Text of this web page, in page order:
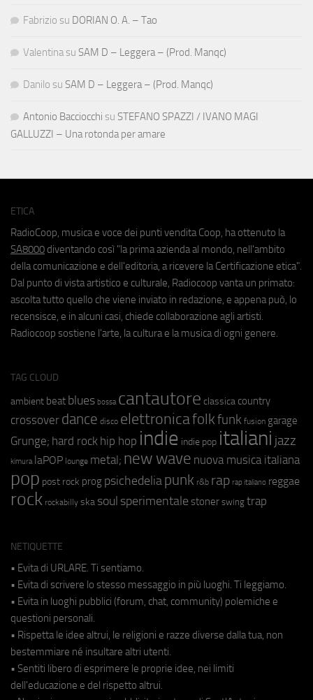
Fabrizio su DORIAN O. A. – Tao
Valentina su SAM D – Leggera – (Prod. Manqc)
Danilo su SAM D – Leggera – (Prod. Manqc)
Antonio Bacciocchi su STEFANO SPAZZI / IVANO MAGI
GALLUZZI – Una rotonda per amare
ETICA
RadioCoop, musica e voce dei punti vendita Coop, ha ottenuto la
SA8000 diventando così "la prima azienda al mondo, nell'ambito
della comunicazione e dell'editoria, a ricevere la Certificazione etica".
Dal punto di vista artistico e culturale, Radiocoop vanta un primato:
ascolta tutto quello che viene inviato in redazione, e appena può, lo
recensisce, e in alcuni casi, chiede collaborazione agli artisti.
Radiocoop sostiene l'arte, la cultura e la musica di ogni genere.
TAG CLOUD
ambient beat blues bossa cantautore classica country
crossover dance disco elettronicafolkfunk fusion garage
Grunge; hard rock hip hop indie indie pop italiani jazz
kimura laPOP lounge metal; new wave nuova musica italiana
pop post rock prog psichedeliapunk r&b rap rap italiano reggae
rock rockabilly ska soul sperimentale stoner swing trap
NETIQUETTE
• Evita di URLARE. Ti sentiamo.
• Evita di scrivere lo stesso messaggio in più luoghi. Ti leggiamo.
• Evita in luoghi pubblici (forum, chat, community) polemiche e
questioni personali.
• Rispetta le idee altrui, le religioni e razze diverse dalla tua, non
bestemmiare né insultare altri utenti.
• Sentiti libero di esprimere le proprie idee, nei limiti
dell'educazione e del rispetto altrui.